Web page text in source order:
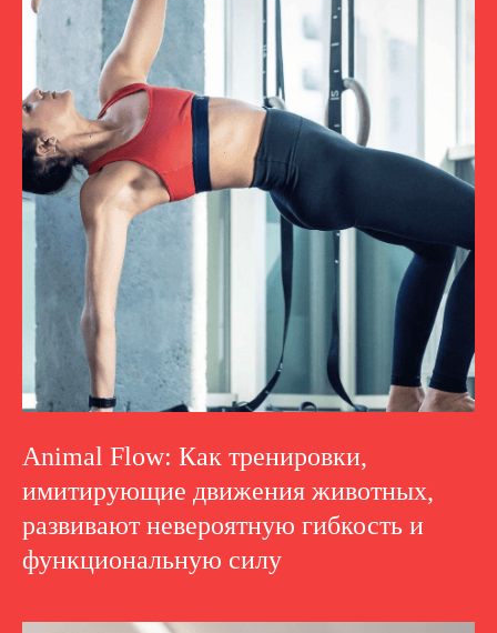
Animal Flow: Как тренировки,
имитирующие движения животных,
развивают невероятную гибкость и
функциональную силу